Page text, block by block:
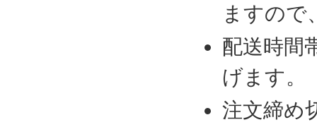
ますので
配送時間
げます。
注文締め